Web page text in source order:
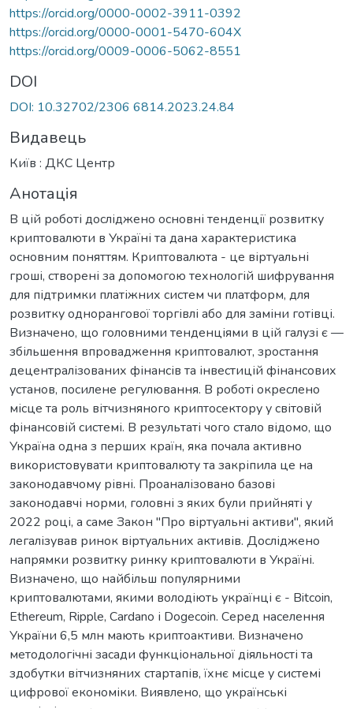
https://orcid.org/0000-0002-3911-0392
https://orcid.org/0000-0001-5470-604X
https://orcid.org/0009-0006-5062-8551
DOI
DOI: 10.32702/2306 6814.2023.24.84
Видавець
Київ : ДКС Центр
Анотація
В цій роботі досліджено основні тенденції розвитку
криптовалюти в Україні та дана характеристика
основним поняттям. Криптовалюта - це віртуальні
гроші, створені за допомогою технологій шифрування
для підтримки платіжних систем чи платформ, для
розвитку однорангової торгівлі або для заміни готівці.
Визначено, що головними тенденціями в цій галузі є —
збільшення впровадження криптовалют, зростання
децентралізованих фінансів та інвестицій фінансових
установ, посилене регулювання. В роботі окреслено
місце та роль вітчизняного криптосектору у світовій
фінансовій системі. В результаті чого стало відомо, що
Україна одна з перших країн, яка почала активно
використовувати криптовалюту та закріпила це на
законодавчому рівні. Проаналізовано базові
законодавчі норми, головні з яких були прийняті у
2022 році, а саме Закон "Про віртуальні активи", який
легалізував ринок віртуальних активів. Досліджено
напрямки розвитку ринку криптовалюти в Україні.
Визначено, що найбільш популярними
криптовалютами, якими володіють українці є - Bitcoin,
Ethereum, Ripple, Cardano і Dogecoin. Серед населення
України 6,5 млн мають криптоактиви. Визначено
методологічні засади функціональної діяльності та
здобутки вітчизняних стартапів, їхнє місце у системі
цифрової економіки. Виявлено, що українські